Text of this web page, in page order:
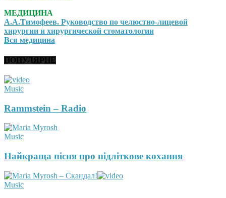
МЕДИЦИНА
А.А.Тимофеев. Руководство по челюстно-лицевой
хирургии и хирургической стоматологии
Вся медицина
ПОПУЛЯРНЕ
Music
Rammstein – Radio
Music
Найкраща пісня про підліткове кохання
Music